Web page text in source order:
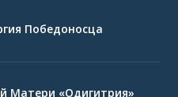
Победоносца
Матери «Одигитрия»